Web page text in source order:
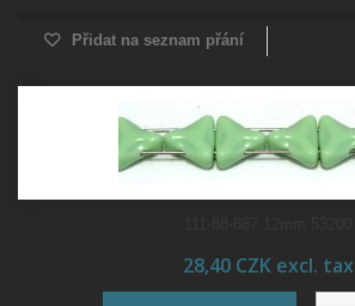
Přidat na seznam přání
28,40 CZK excl. tax